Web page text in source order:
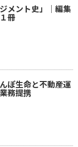
メント史」｜編集
冊
ぽ生命と不動産運
務提携